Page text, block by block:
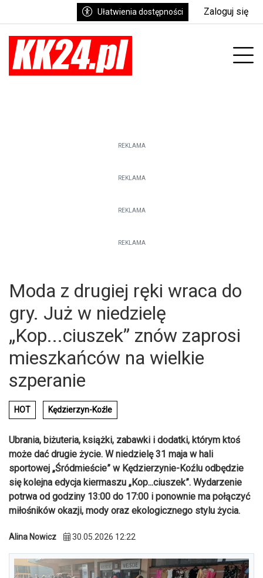
Ułatwienia dostępności Zaloguj się
REKLAMA
REKLAMA
REKLAMA
REKLAMA
Moda z drugiej ręki wraca do
gry. Już w niedzielę
„Kop...ciuszek” znów zaprosi
mieszkańców na wielkie
szperanie
HOT Kędzierzyn-Koźle
Ubrania, biżuteria, książki, zabawki i dodatki, którym ktoś
może dać drugie życie. W niedzielę 31 maja w hali
sportowej „Śródmieście” w Kędzierzynie-Koźlu odbędzie
się kolejna edycja kiermaszu „Kop...ciuszek”. Wydarzenie
potrwa od godziny 13:00 do 17:00 i ponownie ma połączyć
miłośników okazji, mody oraz ekologicznego stylu życia.
Alina Nowicz 30.05.2026 12:22